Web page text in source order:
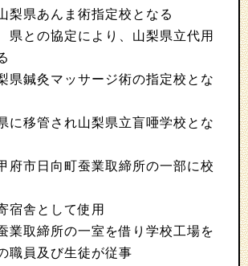
県あんま術指定校となる
との協定により、山梨県立代用
鍼灸マッサージ術の指定校とな
移管され山梨県立盲唖学校とな
市日向町蚕業取締所の一部に校
宿舎として使用
取締所の一室を借り学校工場を
職員及び生徒が従事